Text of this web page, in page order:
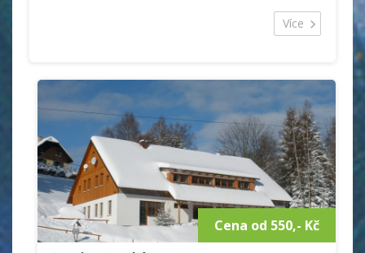
Celková kapacita objektu je 10 lůžek ve 3 ložnicích.
2x čtyřlůžkové ložnice + 1x dvoulůžková ložnice
sociální zařízení v přízemí (sprchový kout,
toaleta), 1x toaleta v první patře
vytápění krbovými kamny
plně vybavená kuchyně (nádobí, mikrovlná
trouba, varná konvice, trouba, lednice s
mrazákem, touster)
jídelní kout
satelitní televizor
Více
Cena od 550,- Kč